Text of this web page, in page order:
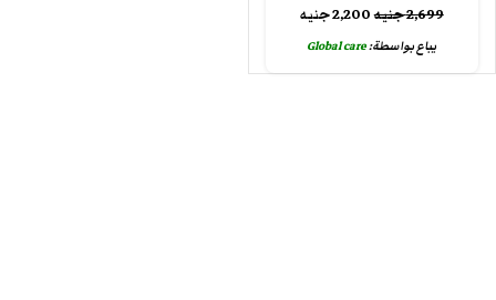
2,699جنيه2,200جنيه
يباع بواسطة:Global care